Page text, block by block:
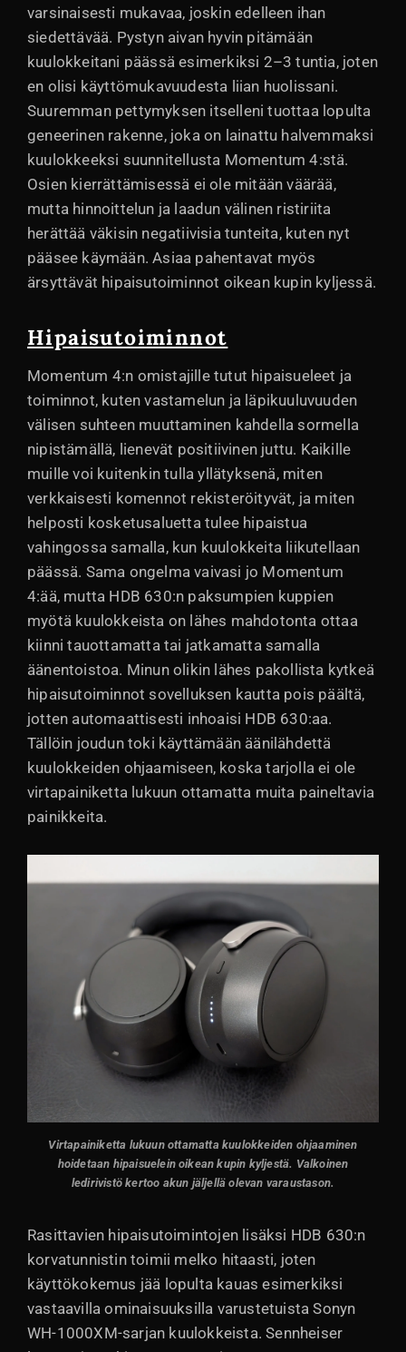
varsinaisesti mukavaa, joskin edelleen ihan
siedettävää. Pystyn aivan hyvin pitämään
kuulokkeitani päässä esimerkiksi 2–3 tuntia, joten
en olisi käyttömukavuudesta liian huolissani.
Suuremman pettymyksen itselleni tuottaa lopulta
geneerinen rakenne, joka on lainattu halvemmaksi
kuulokkeeksi suunnitellusta Momentum 4:stä.
Osien kierrättämisessä ei ole mitään väärää,
mutta hinnoittelun ja laadun välinen ristiriita
herättää väkisin negatiivisia tunteita, kuten nyt
pääsee käymään. Asiaa pahentavat myös
ärsyttävät hipaisutoiminnot oikean kupin kyljessä.
Hipaisutoiminnot
Momentum 4:n omistajille tutut hipaisueleet ja
toiminnot, kuten vastamelun ja läpikuuluvuuden
välisen suhteen muuttaminen kahdella sormella
nipistämällä, lienevät positiivinen juttu. Kaikille
muille voi kuitenkin tulla yllätyksenä, miten
verkkaisesti komennot rekisteröityvät, ja miten
helposti kosketusaluetta tulee hipaistua
vahingossa samalla, kun kuulokkeita liikutellaan
päässä. Sama ongelma vaivasi jo Momentum
4:ää, mutta HDB 630:n paksumpien kuppien
myötä kuulokkeista on lähes mahdotonta ottaa
kiinni tauottamatta tai jatkamatta samalla
äänentoistoa. Minun olikin lähes pakollista kytkeä
hipaisutoiminnot sovelluksen kautta pois päältä,
jotten automaattisesti inhoaisi HDB 630:aa.
Tällöin joudun toki käyttämään äänilähdettä
kuulokkeiden ohjaamiseen, koska tarjolla ei ole
virtapainiketta lukuun ottamatta muita paineltavia
painikkeita.
Virtapainiketta lukuun ottamatta kuulokkeiden ohjaaminen
hoidetaan hipaisuelein oikean kupin kyljestä. Valkoinen
ledirivistö kertoo akun jäljellä olevan varaustason.
Rasittavien hipaisutoimintojen lisäksi HDB 630:n
korvatunnistin toimii melko hitaasti, joten
käyttökokemus jää lopulta kauas esimerkiksi
vastaavilla ominaisuuksilla varustetuista Sonyn
WH-1000XM-sarjan kuulokkeista. Sennheiser